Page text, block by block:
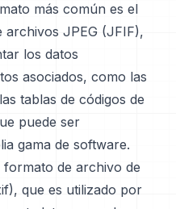
más común es el
archivos JPEG (JFIF),
los datos
asociados, como las
tablas de códigos de
puede ser
gama de software.
de archivo de
que es utilizado por